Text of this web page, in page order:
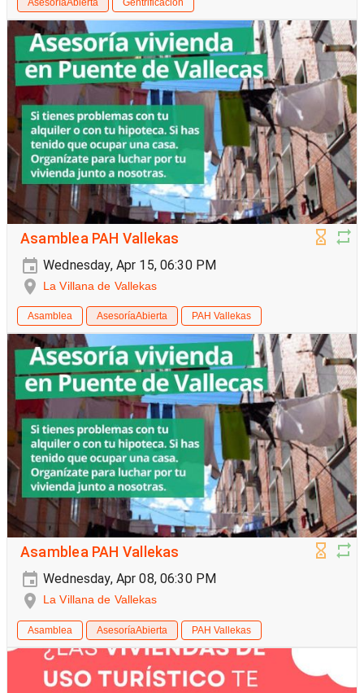
AsesoríaAbierta Gentrificación
Asamblea PAH Vallekas
Wednesday, Apr 15, 06:30 PM
La Villana de Vallekas
Asamblea AsesoríaAbierta PAH Vallekas
Asamblea PAH Vallekas
Wednesday, Apr 08, 06:30 PM
La Villana de Vallekas
Asamblea AsesoríaAbierta PAH Vallekas